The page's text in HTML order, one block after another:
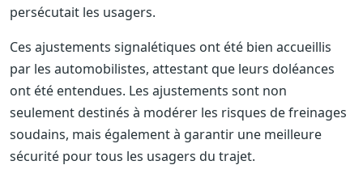
persécutait les usagers.
Ces ajustements signalétiques ont été bien accueillis
par les automobilistes, attestant que leurs doléances
ont été entendues. Les ajustements sont non
seulement destinés à modérer les risques de freinages
soudains, mais également à garantir une meilleure
sécurité pour tous les usagers du trajet.